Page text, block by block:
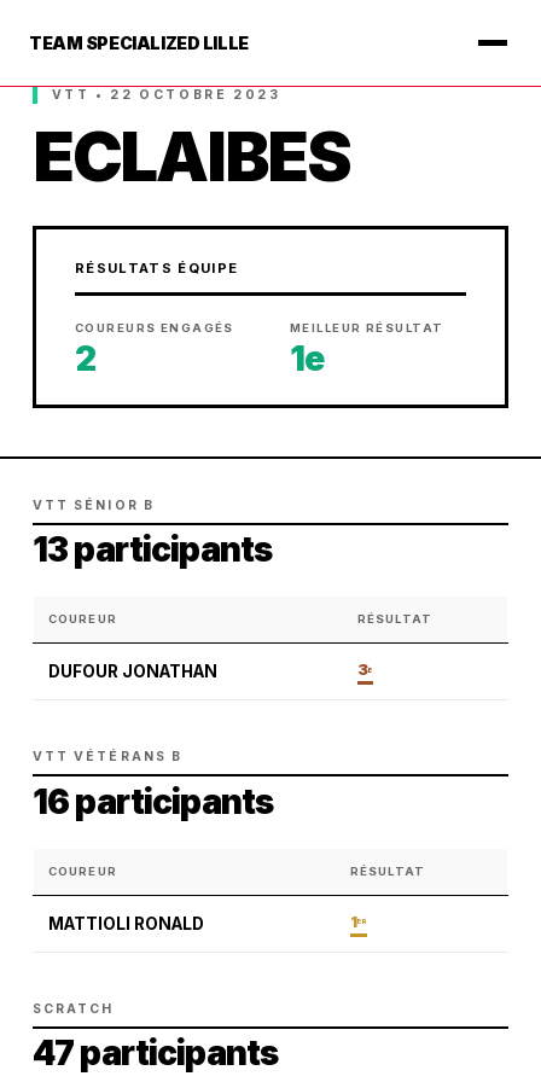
TEAM SPECIALIZED LILLE
VTT • 22 OCTOBRE 2023
ECLAIBES
RÉSULTATS ÉQUIPE
COUREURS ENGAGÉS
2
MEILLEUR RÉSULTAT
1e
VTT SÉNIOR B
13 participants
COUREUR RÉSULTAT
DUFOUR JONATHAN 3E
VTT VÉTÉRANS B
16 participants
COUREUR RÉSULTAT
MATTIOLI RONALD 1ER
SCRATCH
47 participants